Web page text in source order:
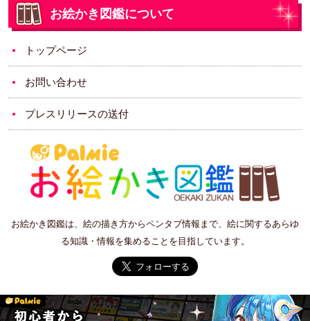
お絵かき図鑑について
トップページ
お問い合わせ
プレスリリースの送付
お絵かき図鑑は、絵の描き方からペンタブ情報まで、絵に関するあらゆ
る知識・情報を集めることを目指しています。